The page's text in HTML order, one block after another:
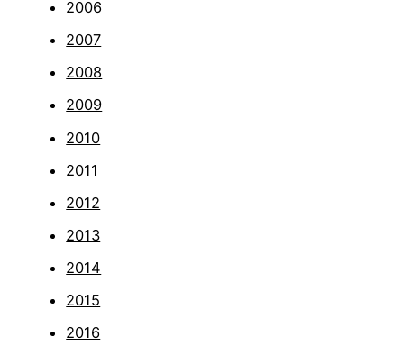
2006
2007
2008
2009
2010
2011
2012
2013
2014
2015
2016